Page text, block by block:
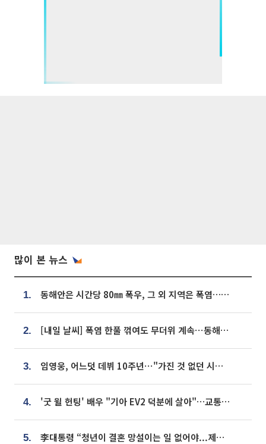
많이 본 뉴스
1. 동해안은 시간당 80㎜ 폭우, 그 외 지역은 폭염…‘극과 극 날씨’
2. [내일 날씨] 폭염 한풀 꺾여도 무더위 계속⋯동해안 이틀 연속 비
3. 임영웅, 어느덧 데뷔 10주년⋯"가진 것 없던 시절, 내 앞엔 20명의 팬뿐"
4. '굿 윌 헌팅' 배우 "기아 EV2 덕분에 살아"…교통사고 후 안전성 극찬
5. 李대통령 “청년이 결혼 망설이는 일 없어야...제도상 불이익 조사”